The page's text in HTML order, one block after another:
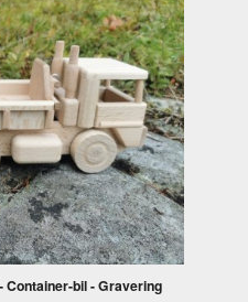
Container-bil - Gravering